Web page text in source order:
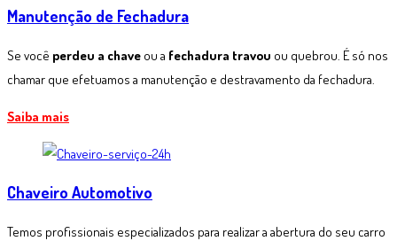
Manutenção de Fechadura
Se você perdeu a chave ou a fechadura travou ou quebrou. É só nos
chamar que efetuamos a manutenção e destravamento da fechadura.
Saiba mais
Chaveiro Automotivo
Temos profissionais especializados para realizar a abertura do seu carro